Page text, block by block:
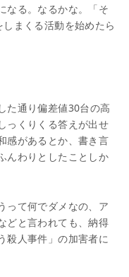
なる。なるかな。「そ
まくる活動を始めたら
た通り偏差値30台の高
っくりくる答えが出せ
感があるとか、書き言
んわりとしたことしか
って何でダメなの、ア
どと言われても、納得
殺人事件」の加害者に